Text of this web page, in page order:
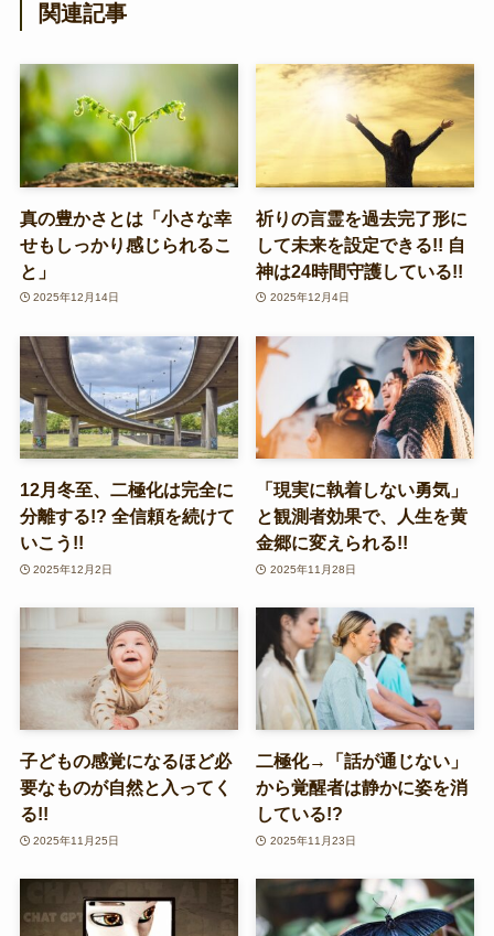
関連記事
真の豊かさとは「小さな幸
せもしっかり感じられるこ
と」
2025年12月14日
祈りの言霊を過去完了形に
して未来を設定できる!! 自
神は24時間守護している!!
2025年12月4日
12月冬至、二極化は完全に
分離する!? 全信頼を続けて
いこう!!
2025年12月2日
「現実に執着しない勇気」
と観測者効果で、人生を黄
金郷に変えられる!!
2025年11月28日
子どもの感覚になるほど必
要なものが自然と入ってく
る!!
2025年11月25日
二極化→「話が通じない」
から覚醒者は静かに姿を消
している!?
2025年11月23日